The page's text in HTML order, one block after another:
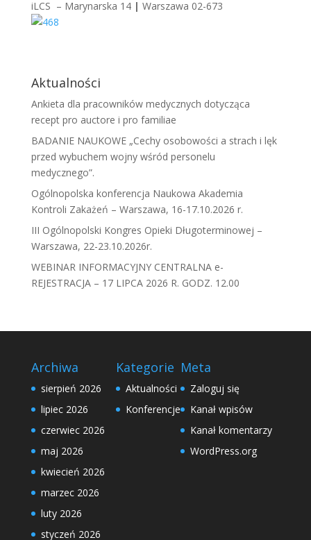
iLCS – Marynarska 14 | Warszawa 02-673
Aktualności
Ankieta dla pracowników medycznych dotycząca
recept pro auctore i pro familiae
BADANIE NAUKOWE „Cechy osobowości a strach i lęk
przed wybuchem wojny wśród personelu
medycznego”.
Ogólnopolska konferencja Naukowa Akademia
Kontroli Zakażeń – Warszawa, 16-17.10.2026 r.
III Ogólnopolski Kongres Opieki Długoterminowej –
Warszawa, 22-23.10.2026r.
WEBINAR INFORMACYJNY CENTRALNA e-
REJESTRACJA – 17 LIPCA 2026 R. GODZ. 12.00
Archiwa
sierpień 2026
lipiec 2026
czerwiec 2026
maj 2026
kwiecień 2026
marzec 2026
luty 2026
styczeń 2026
Kategorie
Aktualności
Konferencje
Meta
Zaloguj się
Kanał wpisów
Kanał komentarzy
WordPress.org